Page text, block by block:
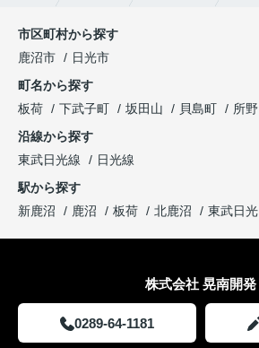
市区町村から探す
鹿沼市
日光市
町名から探す
板荷
下武子町 坂田山 貝島町 所野
沿線から探す
東武日光線
日光線
駅から探す
新鹿沼
鹿沼 板荷 北鹿沼 東武日光
株式会社 晃南開発
0289-64-1181